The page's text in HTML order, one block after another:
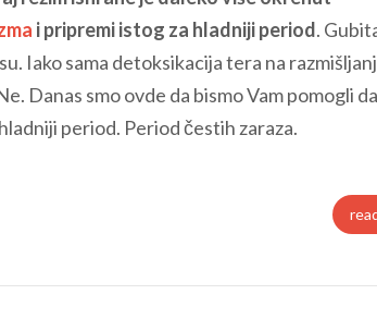
i pripremi istog za hladniji period.
Iako sama detoksikacija tera na
Danas smo ovde da bismo Vam pomogli da
period. Period čestih zaraza.